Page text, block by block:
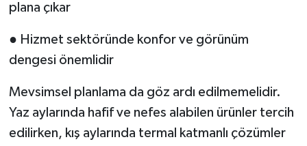
plana çıkar
● Hizmet sektöründe konfor ve görünüm
dengesi önemlidir
Mevsimsel planlama da göz ardı edilmemelidir.
Yaz aylarında hafif ve nefes alabilen ürünler tercih
edilirken, kış aylarında termal katmanlı çözümler